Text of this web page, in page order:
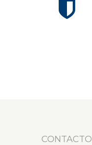
CONTACTO